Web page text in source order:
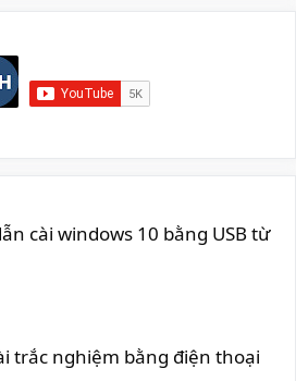
cài windows 10 bằng USB từ
trắc nghiệm bằng điện thoại